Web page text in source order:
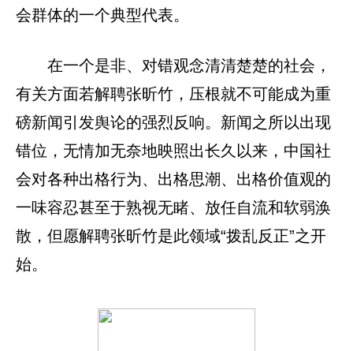
会群体的一个典型代表。
在一个是非、对错观念清清楚楚的社会，
有关方面若解聘张昕竹，压根就不可能成为重
磅新闻引发舆论的强烈反响。新闻之所以出现
错位，无情加无奈地映照出长久以来，中国社
会对各种出格行为、出格思潮、出格价值观的
一味容忍甚至于熟视无睹、放任自流和软弱涣
散，但愿解聘张昕竹是此领域“拨乱反正”之开
始。